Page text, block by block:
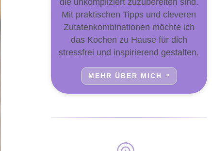
Mit praktischen Tipps und cleveren
Zutatenkombinationen möchte ich
das Kochen zu Hause für dich
stressfrei und inspirierend gestalten.
MEHR ÜBER MICH